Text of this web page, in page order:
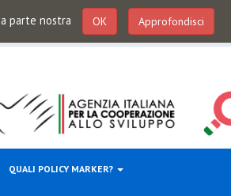
parte nostra OK Approfondisci
QUALI POLICY MARKER?